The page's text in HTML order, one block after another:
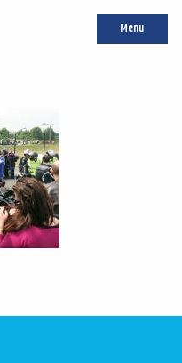
Menu